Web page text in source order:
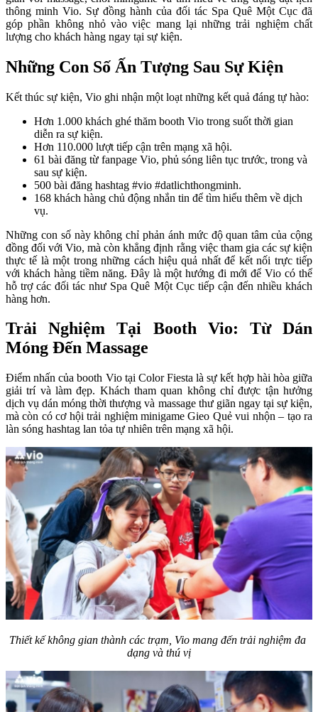
thông minh Vio. Sự đồng hành của đối tác Spa Quê Một Cục đã
góp phần không nhỏ vào việc mang lại những trải nghiệm chất
lượng cho khách hàng ngay tại sự kiện.
Những Con Số Ấn Tượng Sau Sự Kiện
Kết thúc sự kiện, Vio ghi nhận một loạt những kết quả đáng tự hào:
Hơn 1.000 khách ghé thăm booth Vio trong suốt thời gian
diễn ra sự kiện.
Hơn 110.000 lượt tiếp cận trên mạng xã hội.
61 bài đăng từ fanpage Vio, phủ sóng liên tục trước, trong và
sau sự kiện.
500 bài đăng hashtag #vio #datlichthongminh.
168 khách hàng chủ động nhắn tin để tìm hiểu thêm về dịch
vụ.
Những con số này không chỉ phản ánh mức độ quan tâm của cộng
đồng đối với Vio, mà còn khẳng định rằng việc tham gia các sự kiện
thực tế là một trong những cách hiệu quả nhất để kết nối trực tiếp
với khách hàng tiềm năng. Đây là một hướng đi mới để Vio có thể
hỗ trợ các đối tác như Spa Quê Một Cục tiếp cận đến nhiều khách
hàng hơn.
Trải Nghiệm Tại Booth Vio: Từ Dán
Móng Đến Massage
Điểm nhấn của booth Vio tại Color Fiesta là sự kết hợp hài hòa giữa
giải trí và làm đẹp. Khách tham quan không chỉ được tận hưởng
dịch vụ dán móng thời thượng và massage thư giãn ngay tại sự kiện,
mà còn có cơ hội trải nghiệm minigame Gieo Quẻ vui nhộn – tạo ra
làn sóng hashtag lan tỏa tự nhiên trên mạng xã hội.
Thiết kế không gian thành các trạm, Vio mang đến trải nghiệm đa
dạng và thú vị